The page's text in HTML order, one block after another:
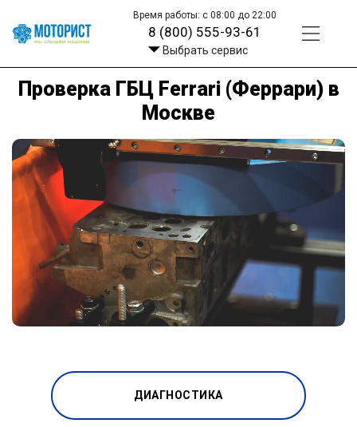
Время работы: с 08:00 до 22:00
8 (800) 555-93-61
Выбрать сервис
Проверка ГБЦ Ferrari (Феррари) в
Москве
ДИАГНОСТИКА